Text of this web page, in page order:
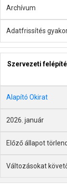
Archívum
Adatfrissítés
Szervezeti
Alapító Okirat
2026. január
Előző állapot
Változásokat